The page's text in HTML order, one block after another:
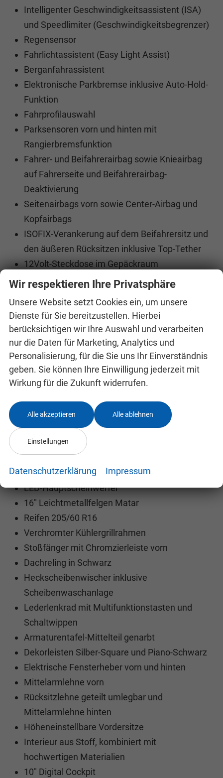
Intelligenter Geschwindigkeitsassistent (ISA)
und Speedlimiter (Geschwindigkeitsbegrenzer)
Regensensor
Fahrlichtassistent (Easy Light Assist)
Berganfahrassistent
Elektronische Parkbremse inklusive Auto-Hold-
Funktion
Fahrprofilauswahl
Parksensoren vorn und hinten mit
Rangierbremsfunktion
Fahrer- und Beifahrerairbag sowie Knieairbag
auf Fahrerseite und Beifahrerairbag-
Deaktivierung
Seitenairbags vorn sowie Center-Airbag und
Kopfairbags
ISOFIX-Verankerung auf dem Beifahrersitz und
den äußeren Rücksitzen inklusive Top-Tether
12Volt-Steckdose im Gepäckraum
Reifenmobilitätsset
Bordwerkzeug
Regenschirm- und Besenfächer in den
Vordertüren
Automatisch abblendbarer Innenspiegel
Elektrisch einstell-, beheiz- und anklappbare
Außenspiegel mit automatischer Abblendung
(Fahrerseite)
integrierter Funkfernbedienung und Easy Start
Klimaanlage Climatronic (2-Zonen) mit
Allergenfilter und Geruchsfilter
Beheizbare Vordersitze
Waschwasserstandskontrolle
LED-Hauptscheinwerfer
16" Leichtmetallfelgen Matar
Reifen 205/60 R16
Verchromter Kühlergrillrahmen
Stoßfänger mit Chromzierleiste vorn
Dachreling in Schwarz
Heckscheibenwischer inklusive
Scheibenwaschanlage
Lederlenkrad mit Multifunktionstasten und
Schaltwippen
Armaturentafel-Mittelteil genarbt
Dekorleisten Silber-Square und Piano-Schwarz
Elektrische Fensterheber vorn und hinten
Mittelarmlehne vorn
Rücksitzlehne geteilt umlegbar und
Mittelarmlehne hinten
Höheneinstellbare Vordersitze
Interieur aus Stoff, kombiniert mit
hochwertigen Materialien
10" Digital Cockpit
Wir respektieren Ihre Privatsphäre
Unsere Website setzt Cookies ein, um unsere
Dienste für Sie bereitzustellen. Hierbei
berücksichtigen wir Ihre Auswahl und verarbeiten
nur die Daten für Marketing, Analytics und
Personalisierung, für die Sie uns Ihr Einverständnis
geben. Sie können Ihre Einwilligung jederzeit mit
Wirkung für die Zukunft widerrufen.
Alle akzeptieren Alle ablehnen
Einstellungen
Datenschutzerklärung Impressum